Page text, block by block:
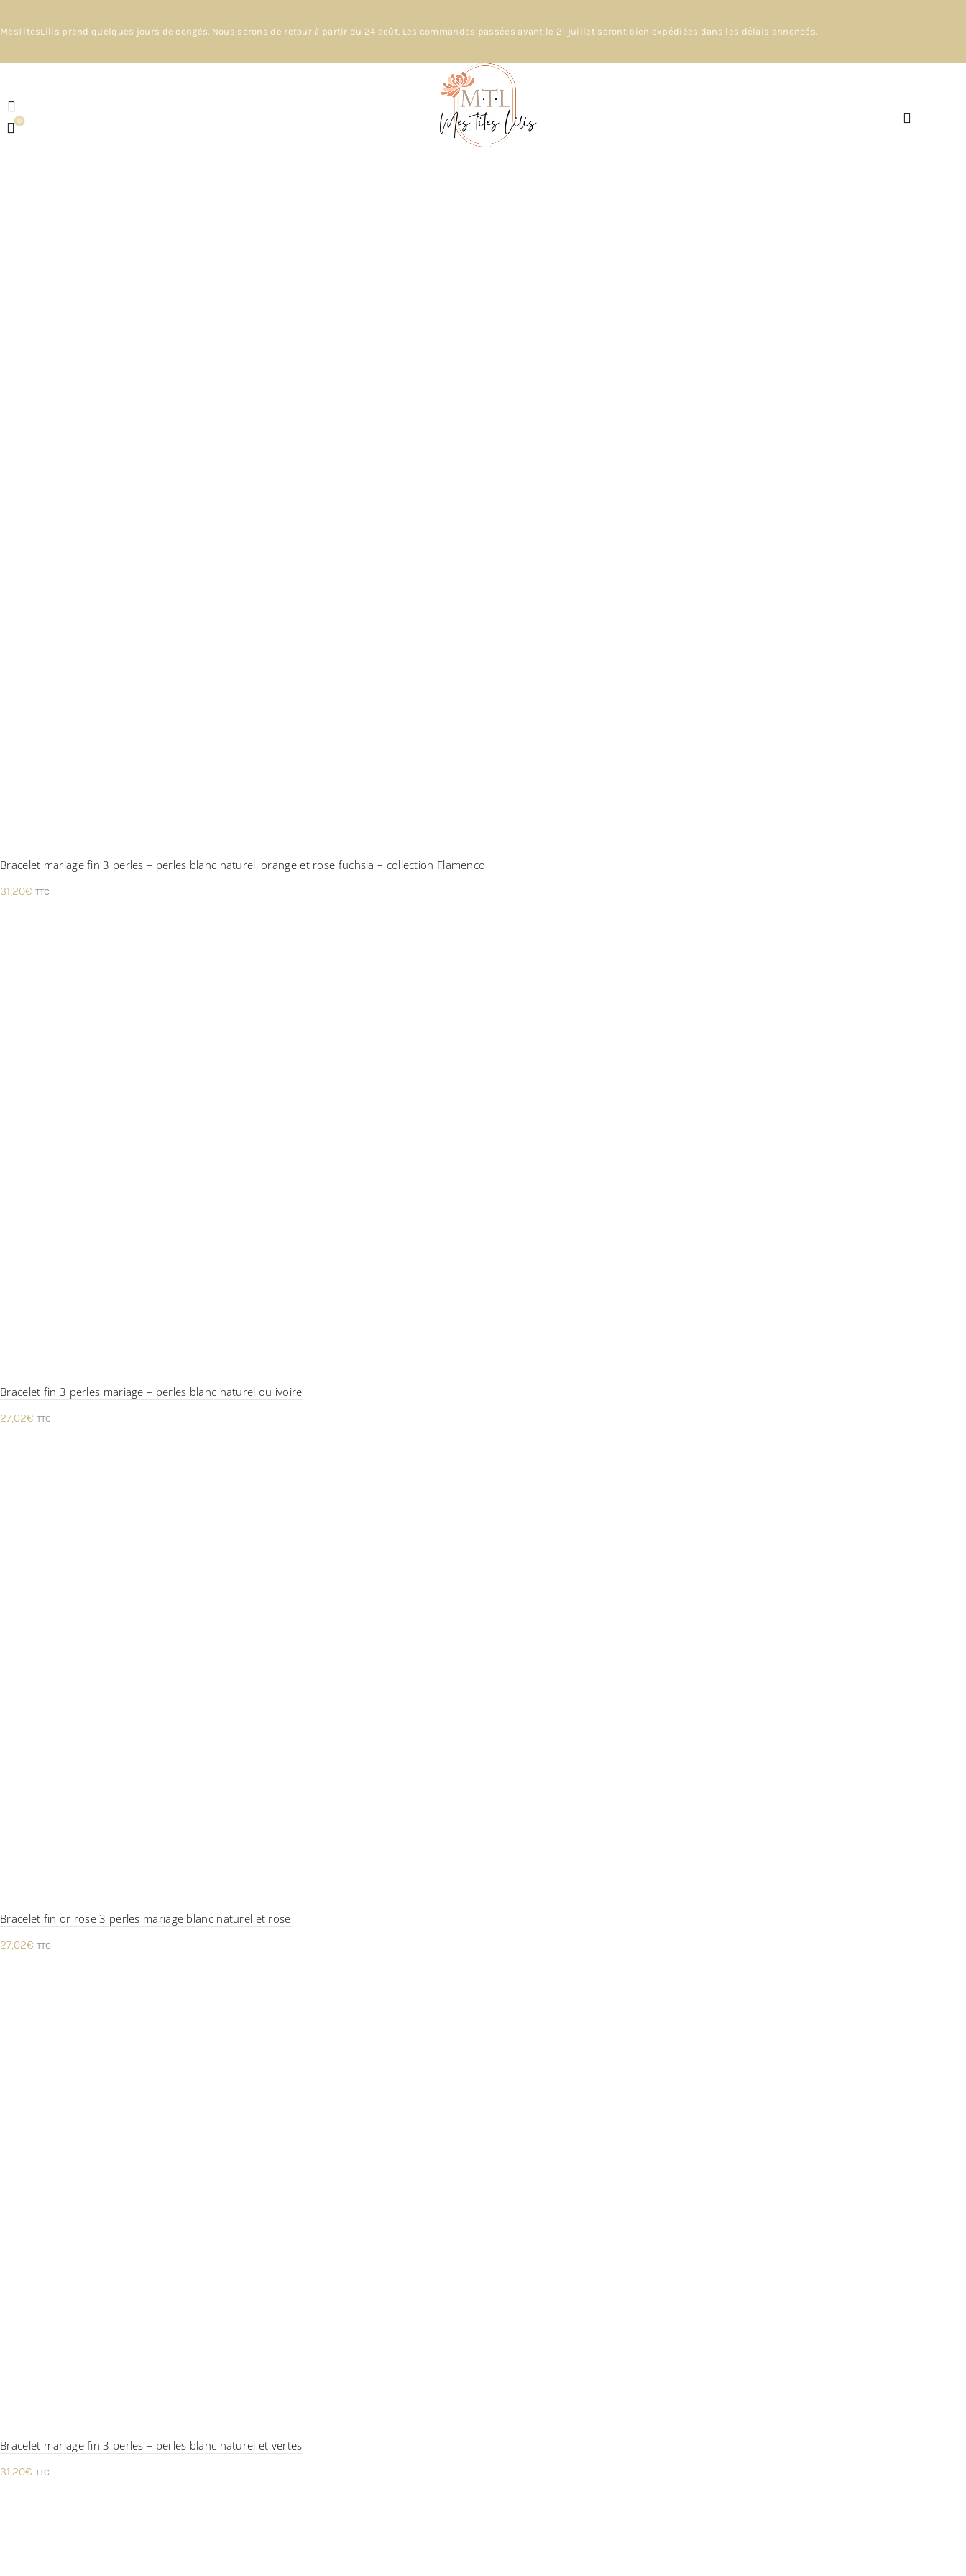
MesTitesLilis prend quelques jours de congés. Nous serons de retour à partir du 24 août. Les commandes passées avant le 21 juillet seront bien expédiées dans les délais annoncés.
0
Bracelet mariage fin 3 perles – perles blanc naturel, orange et rose fuchsia – collection Flamenco
31,20€ TTC
Bracelet fin 3 perles mariage – perles blanc naturel ou ivoire
27,02€ TTC
Bracelet fin or rose 3 perles mariage blanc naturel et rose
27,02€ TTC
Bracelet mariage fin 3 perles – perles blanc naturel et vertes
31,20€ TTC